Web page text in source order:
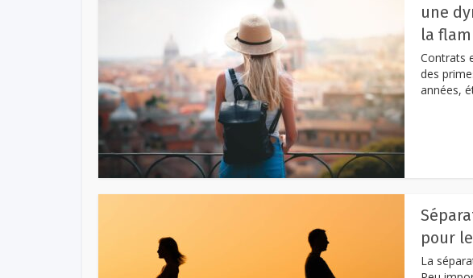
une
la
Contrats
des
années,
pour
La